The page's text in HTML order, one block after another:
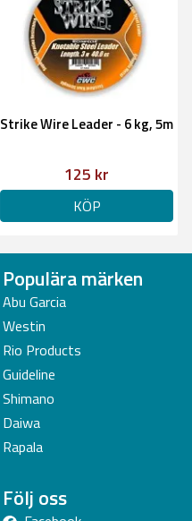
Strike Wire Leader - 6 kg, 5m
125 kr
KÖP
Populära märken
Abu Garcia
Westin
Rio Products
Guideline
Shimano
Daiwa
Rapala
Följ oss